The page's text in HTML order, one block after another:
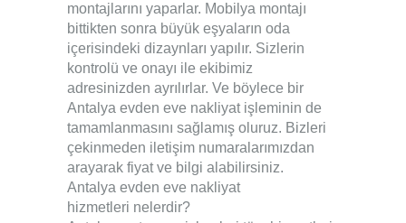
montajlarını yaparlar. Mobilya montajı
bittikten sonra büyük eşyaların oda
içerisindeki dizaynları yapılır. Sizlerin
kontrolü ve onayı ile ekibimiz
adresinizden ayrılırlar. Ve böylece bir
Antalya evden eve nakliyatişleminin de
tamamlanmasını sağlamış oluruz. Bizleri
çekinmeden iletişim numaralarımızdan
arayarak fiyat ve bilgi alabilirsiniz.
Antalya evden eve nakliyat
hizmetleri nelerdir?